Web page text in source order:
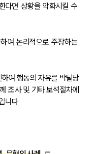
다면 상황을 악화시킬 수
여 논리적으로 주장하는
여 행동의 자유를 박탈당
조사 및 기타 보석절차에
니다.